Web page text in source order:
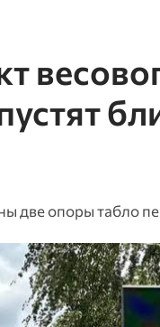
две опоры табло